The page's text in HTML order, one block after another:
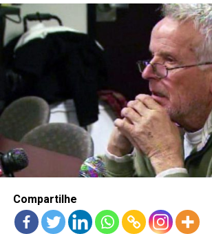
EDITORIAL
ENTREVISTAS
FINALIZAR COMPRA
HOME
LANÇAMENTOS
Compartilhe